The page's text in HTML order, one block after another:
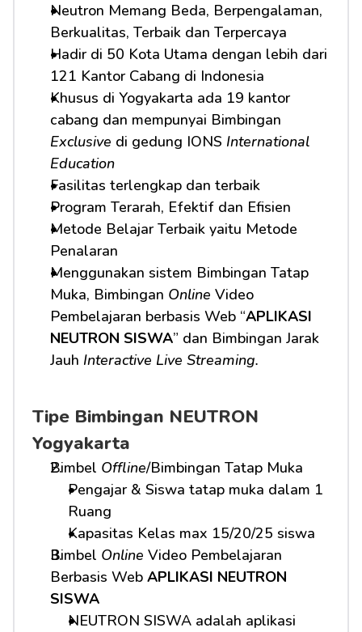
Neutron Memang Beda, Berpengalaman,
Berkualitas, Terbaik dan Terpercaya
Hadir di 50 Kota Utama dengan lebih dari
121 Kantor Cabang di Indonesia
Khusus di Yogyakarta ada 19 kantor
Exclusive di gedung IONS International
Education
Fasilitas terlengkap dan terbaik
Program Terarah, Efektif dan Efisien
Metode Belajar Terbaik yaitu Metode
Penalaran
Menggunakan sistem Bimbingan Tatap
Muka, Bimbingan Online Video
Pembelajaran berbasis Web “APLIKASI
NEUTRON SISWA” dan Bimbingan Jarak
Jauh Interactive Live Streaming.
Tipe Bimbingan NEUTRON
Yogyakarta
Bimbel Offline/Bimbingan Tatap Muka
Pengajar & Siswa tatap muka dalam 1
Ruang
Kapasitas Kelas max 15/20/25 siswa
Bimbel Online Video Pembelajaran
Berbasis Web APLIKASI NEUTRON
SISWA
NEUTRON SISWA adalah aplikasi